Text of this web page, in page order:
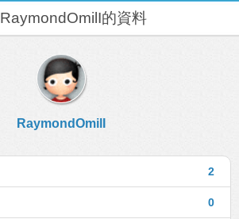
RaymondOmilI的資料
RaymondOmilI
2
0